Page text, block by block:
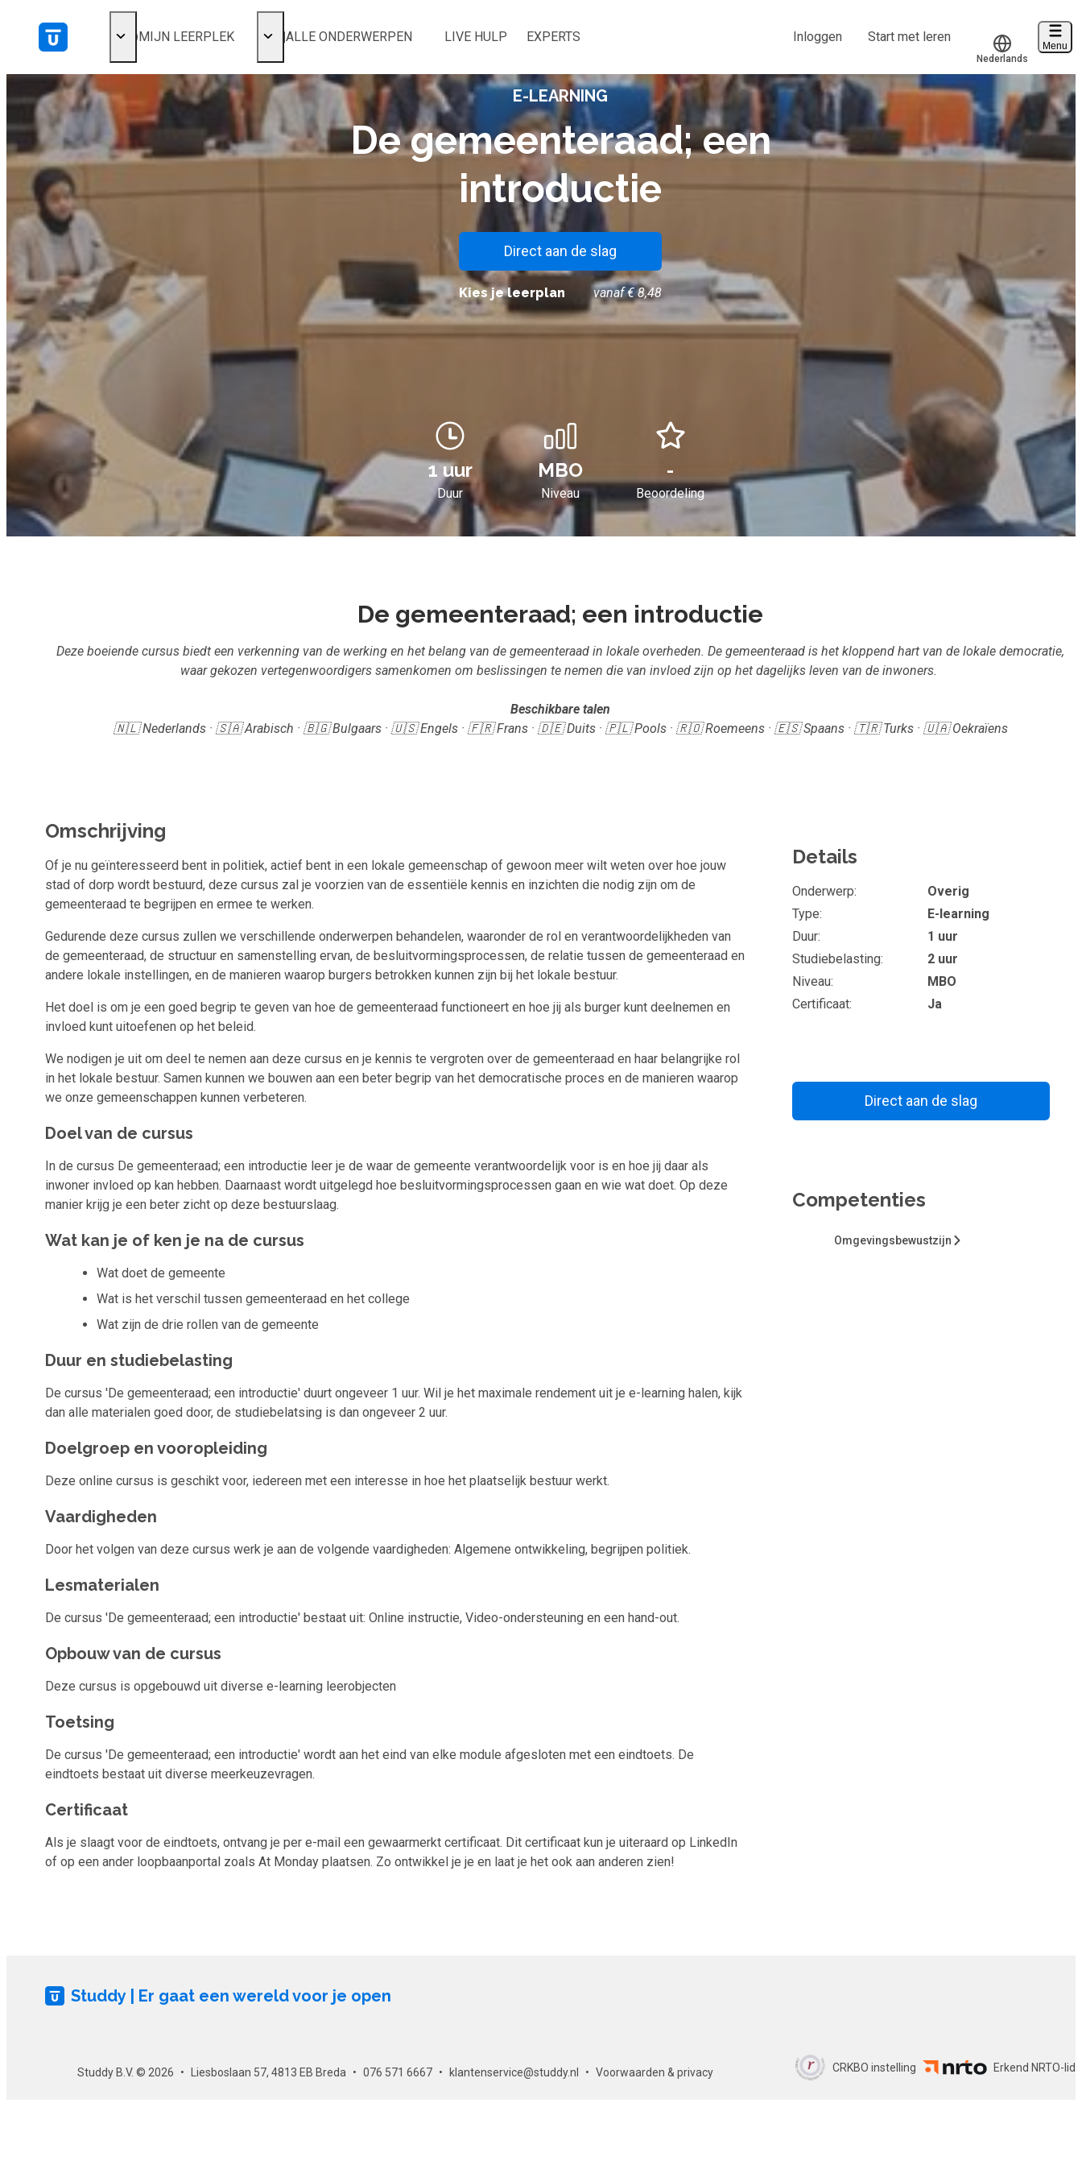
MIJN LEERPLEK
Voor mij
Favoriet
Gestart
Afgerond
ALLE ONDERWERPEN
Alles bekijken
Populair
LIVE HULP EXPERTS
Voucher verzilveren
Account en hulp
Start met leren
Inloggen Start met leren
Translate
Nederlands
Menu
E-LEARNING
De gemeenteraad; een
introductie
Direct aan de slag
Kies je leerplan vanaf € 8,48
1 uur MBO -
Duur Niveau Beoordeling
De gemeenteraad; een introductie
Deze boeiende cursus biedt een verkenning van de werking en het belang van de gemeenteraad in lokale overheden. De gemeenteraad is het kloppend hart van de lokale democratie,
waar gekozen vertegenwoordigers samenkomen om beslissingen te nemen die van invloed zijn op het dagelijks leven van de inwoners.
Beschikbare talen
🇳🇱 Nederlands · 🇸🇦 Arabisch · 🇧🇬 Bulgaars · 🇺🇸 Engels · 🇫🇷 Frans · 🇩🇪 Duits · 🇵🇱 Pools · 🇷🇴 Roemeens · 🇪🇸 Spaans · 🇹🇷 Turks · 🇺🇦 Oekraïens
Omschrijving
Of je nu geïnteresseerd bent in politiek, actief bent in een lokale gemeenschap of gewoon meer wilt weten over hoe jouw
stad of dorp wordt bestuurd, deze cursus zal je voorzien van de essentiële kennis en inzichten die nodig zijn om de
gemeenteraad te begrijpen en ermee te werken.
Gedurende deze cursus zullen we verschillende onderwerpen behandelen, waaronder de rol en verantwoordelijkheden van
de gemeenteraad, de structuur en samenstelling ervan, de besluitvormingsprocessen, de relatie tussen de gemeenteraad en
andere lokale instellingen, en de manieren waarop burgers betrokken kunnen zijn bij het lokale bestuur.
Het doel is om je een goed begrip te geven van hoe de gemeenteraad functioneert en hoe jij als burger kunt deelnemen en
invloed kunt uitoefenen op het beleid.
We nodigen je uit om deel te nemen aan deze cursus en je kennis te vergroten over de gemeenteraad en haar belangrijke rol
in het lokale bestuur. Samen kunnen we bouwen aan een beter begrip van het democratische proces en de manieren waarop
we onze gemeenschappen kunnen verbeteren.
Doel van de cursus
In de cursus De gemeenteraad; een introductie leer je de waar de gemeente verantwoordelijk voor is en hoe jij daar als
inwoner invloed op kan hebben. Daarnaast wordt uitgelegd hoe besluitvormingsprocessen gaan en wie wat doet. Op deze
manier krijg je een beter zicht op deze bestuurslaag.
Wat kan je of ken je na de cursus
Wat doet de gemeente
Wat is het verschil tussen gemeenteraad en het college
Wat zijn de drie rollen van de gemeente
Duur en studiebelasting
De cursus 'De gemeenteraad; een introductie' duurt ongeveer 1 uur. Wil je het maximale rendement uit je e-learning halen, kijk
dan alle materialen goed door, de studiebelatsing is dan ongeveer 2 uur.
Doelgroep en vooropleiding
Deze online cursus is geschikt voor, iedereen met een interesse in hoe het plaatselijk bestuur werkt.
Vaardigheden
Door het volgen van deze cursus werk je aan de volgende vaardigheden: Algemene ontwikkeling, begrijpen politiek.
Lesmaterialen
De cursus 'De gemeenteraad; een introductie' bestaat uit: Online instructie, Video-ondersteuning en een hand-out.
Opbouw van de cursus
Deze cursus is opgebouwd uit diverse e-learning leerobjecten
Toetsing
De cursus 'De gemeenteraad; een introductie' wordt aan het eind van elke module afgesloten met een eindtoets. De
eindtoets bestaat uit diverse meerkeuzevragen.
Certificaat
Als je slaagt voor de eindtoets, ontvang je per e-mail een gewaarmerkt certificaat. Dit certificaat kun je uiteraard op LinkedIn
of op een ander loopbaanportal zoals At Monday plaatsen. Zo ontwikkel je je en laat je het ook aan anderen zien!
Details
Onderwerp
Overig
Type
E-learning
Duur
1 uur
Studiebelasting
2 uur
Niveau
MBO
Certificaat
Ja
Direct aan de slag
Bewaar voor later
Competenties
Omgevingsbewustzijn
Studdy | Er gaat een wereld voor je open
Studdy B.V. © 2026 Liesboslaan 57, 4813 EB Breda 076 571 6667 klantenservice@studdy.nl Voorwaarden & privacy CRKBO instelling Erkend NRTO-lid